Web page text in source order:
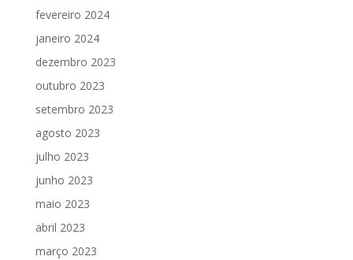
fevereiro 2024
janeiro 2024
dezembro 2023
outubro 2023
setembro 2023
agosto 2023
julho 2023
junho 2023
maio 2023
abril 2023
março 2023